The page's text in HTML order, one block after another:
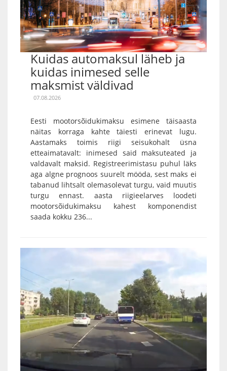
Kuidas automaksul läheb ja
kuidas inimesed selle
maksmist väldivad
07.08.2026
Eesti mootorsõidukimaksu esimene täisaasta
näitas korraga kahte täiesti erinevat lugu.
Aastamaks toimis riigi seisukohalt üsna
etteaimatavalt: inimesed said maksuteated ja
valdavalt maksid. Registreerimistasu puhul läks
aga algne prognoos suurelt mööda, sest maks ei
tabanud lihtsalt olemasolevat turgu, vaid muutis
turgu ennast. aasta riigieelarves loodeti
mootorsõidukimaksu kahest komponendist
saada kokku 236...